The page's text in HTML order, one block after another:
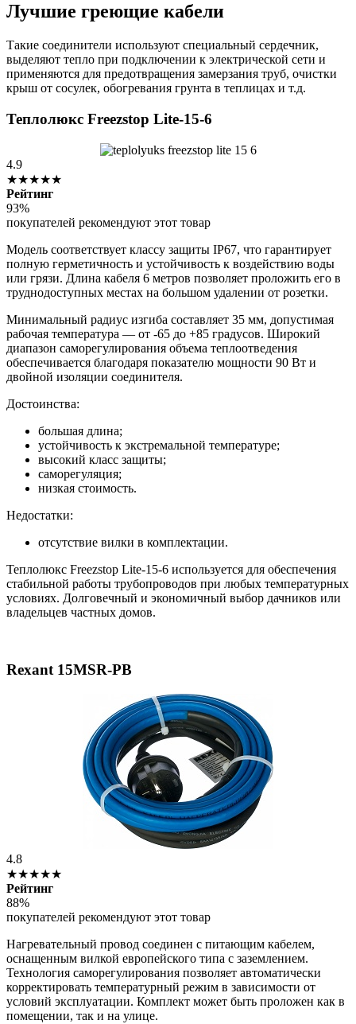
Лучшие греющие кабели
Такие соединители используют специальный сердечник,
выделяют тепло при подключении к электрической сети и
применяются для предотвращения замерзания труб, очистки
крыш от сосулек, обогревания грунта в теплицах и т.д.
Теплолюкс Freezstop Lite-15-6
4.9
★★★★★
Рейтинг
93%
покупателей рекомендуют этот товар
Модель соответствует классу защиты IP67, что гарантирует
полную герметичность и устойчивость к воздействию воды
или грязи. Длина кабеля 6 метров позволяет проложить его в
труднодоступных местах на большом удалении от розетки.
Минимальный радиус изгиба составляет 35 мм, допустимая
рабочая температура — от -65 до +85 градусов. Широкий
диапазон саморегулирования объема теплоотведения
обеспечивается благодаря показателю мощности 90 Вт и
двойной изоляции соединителя.
Достоинства:
большая длина;
устойчивость к экстремальной температуре;
высокий класс защиты;
саморегуляция;
низкая стоимость.
Недостатки:
отсутствие вилки в комплектации.
Теплолюкс Freezstop Lite-15-6 используется для обеспечения
стабильной работы трубопроводов при любых температурных
условиях. Долговечный и экономичный выбор дачников или
владельцев частных домов.
Rexant 15MSR-PB
4.8
★★★★★
Рейтинг
88%
покупателей рекомендуют этот товар
Нагревательный провод соединен с питающим кабелем,
оснащенным вилкой европейского типа с заземлением.
Технология саморегулирования позволяет автоматически
корректировать температурный режим в зависимости от
условий эксплуатации. Комплект может быть проложен как в
помещении, так и на улице.